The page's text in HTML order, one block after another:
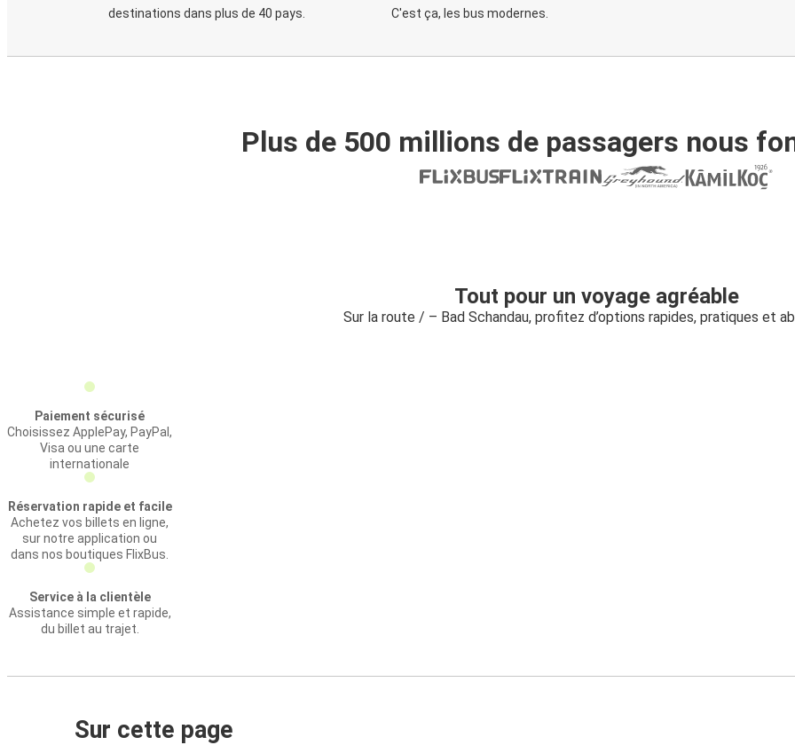
destinations dans plus de 40 pays.
C'est ça, les bus modernes.
Plus de 500 millions de passagers nous
Tout pour un voyage agréable
Sur la route / – Bad Schandau, profitez d’options rapides, pratiques et
Paiement sécurisé
Choisissez ApplePay, PayPal,
Visa ou une carte
internationale
Réservation rapide et facile
Achetez vos billets en ligne,
sur notre application ou
dans nos boutiques FlixBus.
Service à la clientèle
Assistance simple et rapide,
du billet au trajet.
Sur cette page